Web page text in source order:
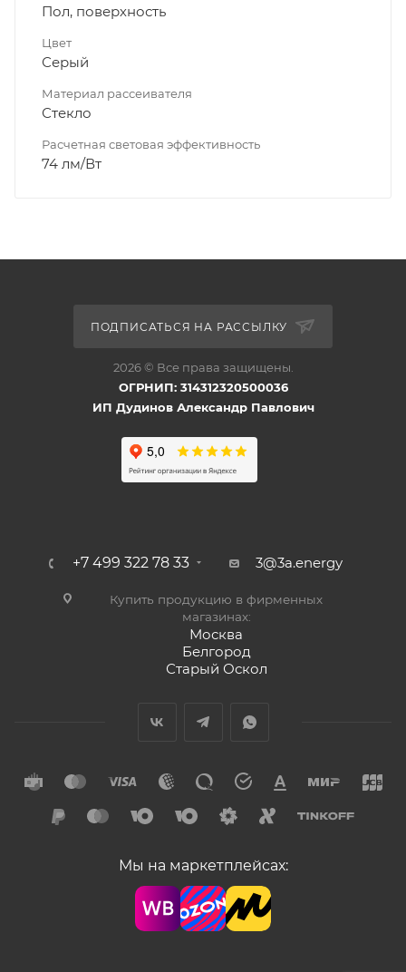
Пол, поверхность
Цвет
Серый
Материал рассеивателя
Стекло
Расчетная световая эффективность
74 лм/Вт
ПОДПИСАТЬСЯ НА РАССЫЛКУ
2026 © Все права защищены.
ОГРНИП: 314312320500036
ИП Дудинов Александр Павлович
+7 499 322 78 33 3@3a.energy
Купить продукцию в фирменных
магазинах:
Москва
Белгород
Старый Оскол
Мы на маркетплейсах: